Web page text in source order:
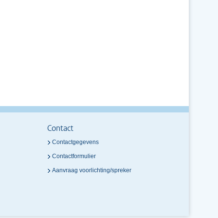
Contact
Contactgegevens
Contactformulier
Aanvraag voorlichting/spreker